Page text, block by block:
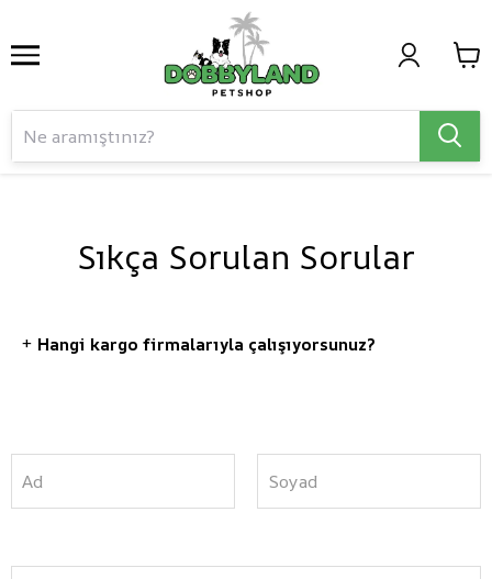
Sıkça Sorulan Sorular
+ Hangi kargo firmalarıyla çalışıyorsunuz?
Ad Soyad